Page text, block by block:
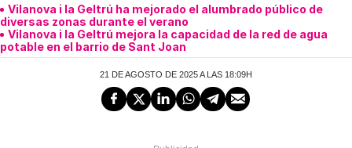
Vilanova i la Geltrú ha mejorado el alumbrado público de
diversas zonas durante el verano
Vilanova i la Geltrú mejora la capacidad de la red de agua
potable en el barrio de Sant Joan
21 DE AGOSTO DE 2025 A LAS 18:09H